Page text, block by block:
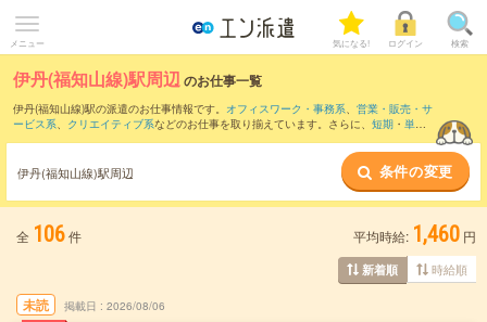
メニュー 気になる! ログイン 検索
伊丹(福知山線)駅周辺のお仕事一覧
伊丹(福知山線)駅の派遣のお仕事情報です。 オフィスワーク・事務系、 営業・販売・サ
ービス系、 クリエイティブ系などのお仕事を取り揃えています。さらに、 短期 ・ 単発
また、本町駅・淀屋橋駅
など近隣駅のお仕事もご
確認いただけます。
伊丹(福知山線)駅周辺 条件の変更
全 106件 平均時給: 1,460 円
新着順 時給順
未読 掲載日 2026/08/06